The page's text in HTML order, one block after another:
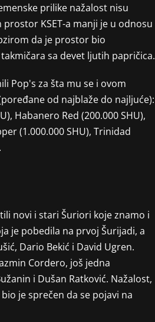
prilike nažalost nisu
KSET-a manji je u odnosu
da je prostor bio
sa devet ljutih papričica.
Pop's za šta mu se i ovom
od najblaže do najljuće):
Habanero Red (200.000 SHU),
(1.000.000 SHU), Trinidad
novi i stari Šuriori koje znamo i
je pobedila na prvoj Šurijadi, a
Dario Bekić i David Ugren.
Cordero, još jedna
i Dušan Ratković. Nažalost,
je sprečen da se pojavi na